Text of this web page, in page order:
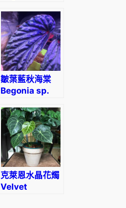
Craib
皺葉藍秋海棠
Begonia sp.
Sarawak
克萊恩水晶花燭
Velvet